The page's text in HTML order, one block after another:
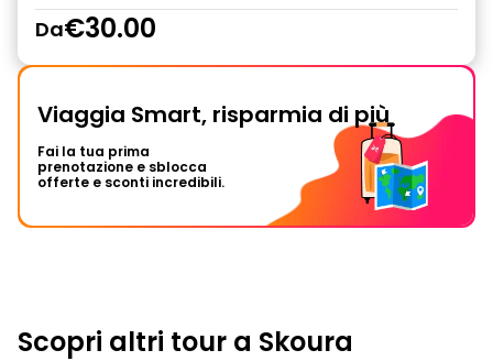
Da€30.00
Viaggia Smart, risparmia di più
Fai la tua prima
prenotazione e sblocca
offerte e sconti incredibili.
Scopri altri tour a Skoura